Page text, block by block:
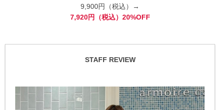
9,900円（税込）→
7,920円（税込）20%OFF
STAFF REVIEW